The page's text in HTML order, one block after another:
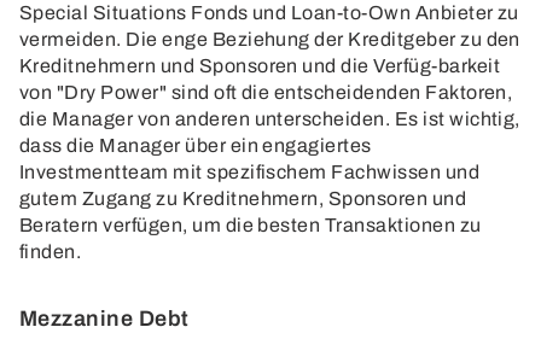
Special Situations Fonds und Loan-to-Own Anbieter zu
vermeiden. Die enge Beziehung der Kreditgeber zu den
Kreditnehmern und Sponsoren und die Verfüg-barkeit
von "Dry Power" sind oft die entscheidenden Faktoren,
die Manager von anderen unterscheiden. Es ist wichtig,
dass die Manager über ein engagiertes
Investmentteam mit spezifischem Fachwissen und
gutem Zugang zu Kreditnehmern, Sponsoren und
Beratern verfügen, um die besten Transaktionen zu
finden.
Mezzanine Debt